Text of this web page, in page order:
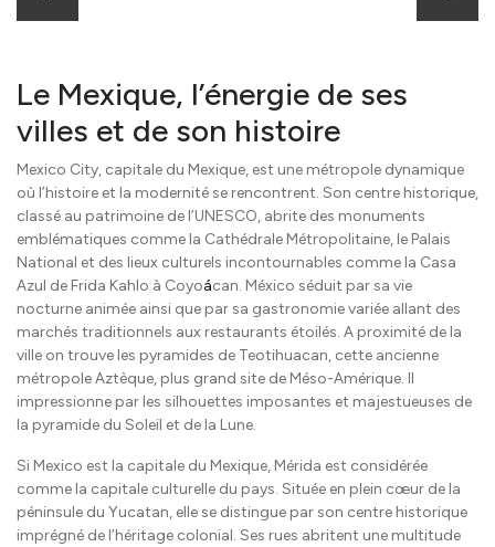
Le Mexique, l’énergie de ses
villes et de son histoire
Mexico City, capitale du Mexique, est une métropole dynamique
où l’histoire et la modernité se rencontrent. Son centre historique,
classé au patrimoine de l’UNESCO, abrite des monuments
emblématiques comme la Cathédrale Métropolitaine, le Palais
National et des lieux culturels incontournables comme la Casa
Azul de Frida Kahlo à Coyoácan. México séduit par sa vie
nocturne animée ainsi que par sa gastronomie variée allant des
marchés traditionnels aux restaurants étoilés. A proximité de la
ville on trouve les pyramides de Teotihuacan, cette ancienne
métropole Aztèque, plus grand site de Méso-Amérique. Il
impressionne par les silhouettes imposantes et majestueuses de
la pyramide du Soleil et de la Lune.
Si Mexico est la capitale du Mexique, Mérida est considérée
comme la capitale culturelle du pays. Située en plein cœur de la
péninsule du Yucatan, elle se distingue par son centre historique
imprégné de l’héritage colonial. Ses rues abritent une multitude